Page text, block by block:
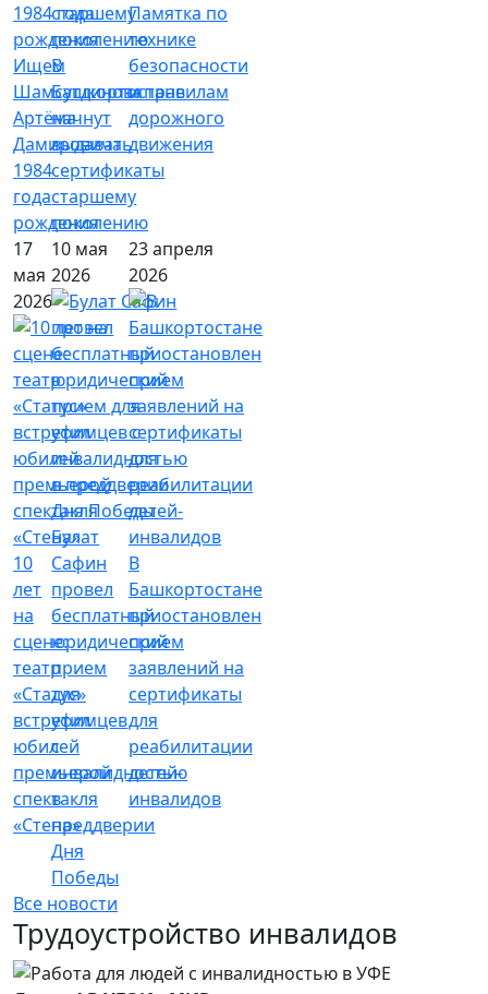
Ищем
Шамсутдинова
Артёма
Дамировича
1984
года
рождения
В
Башкортостане
начнут
выдавать
сертификаты
старшему
поколению
Памятка по
технике
безопасности
и правилам
дорожного
движения
17
мая
2026
10
лет
на
сцене:
театр
«Статус»
встретил
юбилей
премьерой
спектакля
«Стена»
10 мая
2026
Булат
Сафин
провел
бесплатный
юридический
прием
для
уфимцев
с
инвалидностью
в
преддверии
Дня
Победы
23 апреля
2026
В
Башкортостане
приостановлен
прием
заявлений на
сертификаты
для
реабилитации
детей-
инвалидов
Все новости
Трудоустройство инвалидов